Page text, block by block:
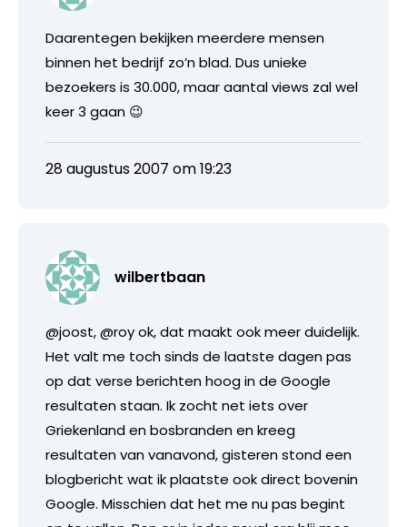
Daarentegen bekijken meerdere mensen
binnen het bedrijf zo’n blad. Dus unieke
bezoekers is 30.000, maar aantal views zal wel
keer 3 gaan 😉
28 augustus 2007 om 19:23
wilbertbaan
@joost, @roy ok, dat maakt ook meer duidelijk.
Het valt me toch sinds de laatste dagen pas
op dat verse berichten hoog in de Google
resultaten staan. Ik zocht net iets over
Griekenland en bosbranden en kreeg
resultaten van vanavond, gisteren stond een
blogbericht wat ik plaatste ook direct bovenin
Google. Misschien dat het me nu pas begint